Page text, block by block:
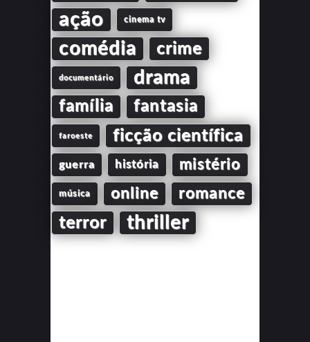
ação cinema tv
comédia crime
documentário drama
família fantasia
faroeste ficção científica
guerra história mistério
música online romance
terror thriller